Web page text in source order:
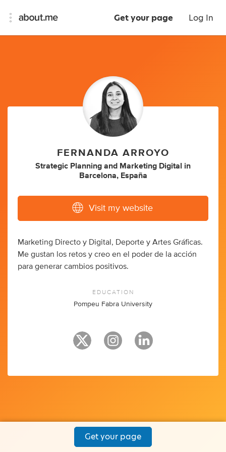
Get your page Log In
FERNANDA ARROYO
Strategic Planning and Marketing Digital
in
Barcelona, España
Visit my website
Marketing Directo y Digital, Deporte y Artes Gráficas.
Me gustan los retos y creo en el poder de la acción
para generar cambios positivos.
EDUCATION
Pompeu Fabra University
Get your page